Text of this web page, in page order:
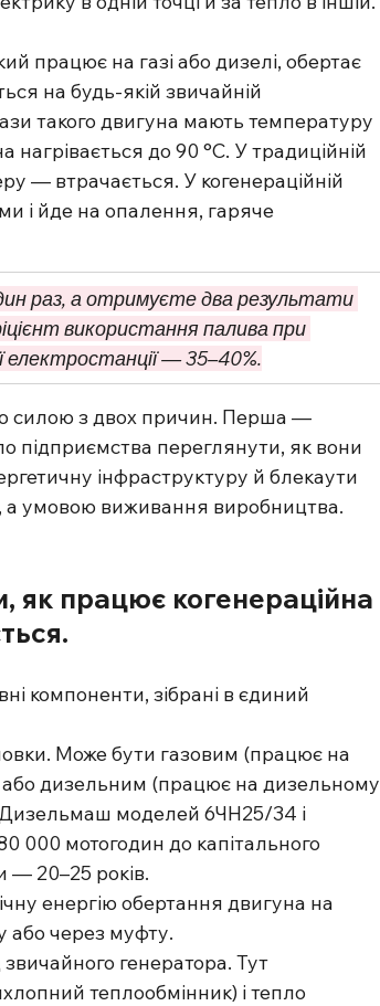
працює на газі або дизелі, обертає
на будь-якій звичайній
такого двигуна мають температуру
до 90 °C. У традиційній
— втрачається. У когенераційній
і йде на опалення, гаряче
раз, а отримуєте два результати
використання палива при
електростанції — 35–40%.
силою з двох причин. Перша —
підприємства переглянути, як вони
інфраструктуру й блекаути
а умовою виживання виробництва.
працює когенераційна
компоненти, зібрані в єдиний
Може бути газовим (працює на
або дизельним (працює на дизельному
Дизельмаш моделей 6ЧН25/34 і
000 мотогодин до капітального
— 20–25 років.
енергію обертання двигуна на
або через муфту.
звичайного генератора. Тут
теплообмінник) і тепло